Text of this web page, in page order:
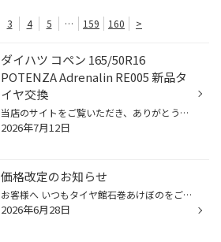
3 4 5 … 159 160 >
ダイハツ コペン 165/50R16
POTENZA Adrenalin RE005 新品タ
イヤ交換
当店のサイトをご覧いただき、ありがとうございます。 今回は、ダイハツ コペンに165/50R16 POTENZA Adrenalin RE005を装着しました。 いつもご利用いただいている常連のお客様が、オイル交換でご来店くださいました。 当店では、オイル交換の際にも空気圧点検とタイヤ点検を実施しています。点検の...
2026年7月12日
価格改定のお知らせ
お客様へ いつもタイヤ館石巻あけぼのをご利用いただき、ありがとうございます。 この度、株式会社ブリヂストンでは９月1日より価格改定を行うことになりました。 つきましては、価格改定前のこの機会にタイヤ交換のご検討をお願いいたします。
2026年6月28日